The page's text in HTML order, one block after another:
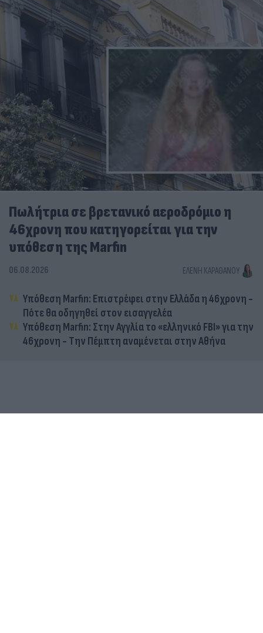
Πωλήτρια σε βρετανικό αεροδρόμιο η
46χρονη που κατηγορείται για την
υπόθεση της Marfin
06.08.2026 ΕΛΈΝΗ ΚΑΡΑΘΆΝΟΥ
Υπόθεση Marfin: Επιστρέφει στην Ελλάδα η 46χρονη -
Πότε θα οδηγηθεί στον εισαγγελέα
Υπόθεση Marfin: Στην Αγγλία το «ελληνικό FBI» για την
46χρονη - Την Πέμπτη αναμένεται στην Αθήνα